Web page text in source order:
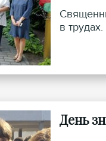
в трудах.
День